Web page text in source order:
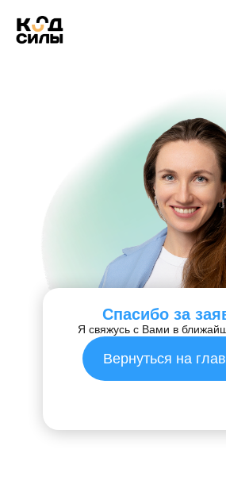
Спасибо за
Я свяжусь с Вами в
Вернуться на